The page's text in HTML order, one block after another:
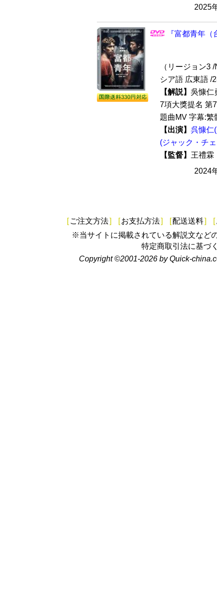
2025
『富都青年
（リージョン3
シア語 広東語 /
【解説】 吳慷仁
7項大獎提名 第
題曲MV 字幕:繁
【出演】 呉慷仁
(ジャック・チ
【監督】 王禮
2024
[ ご注文方法] [お支払方法] [配送送料] [
※当サイトに掲載されている解説文など
特定商取引法に基づ
Copyright ©2001-2026 by Quick-